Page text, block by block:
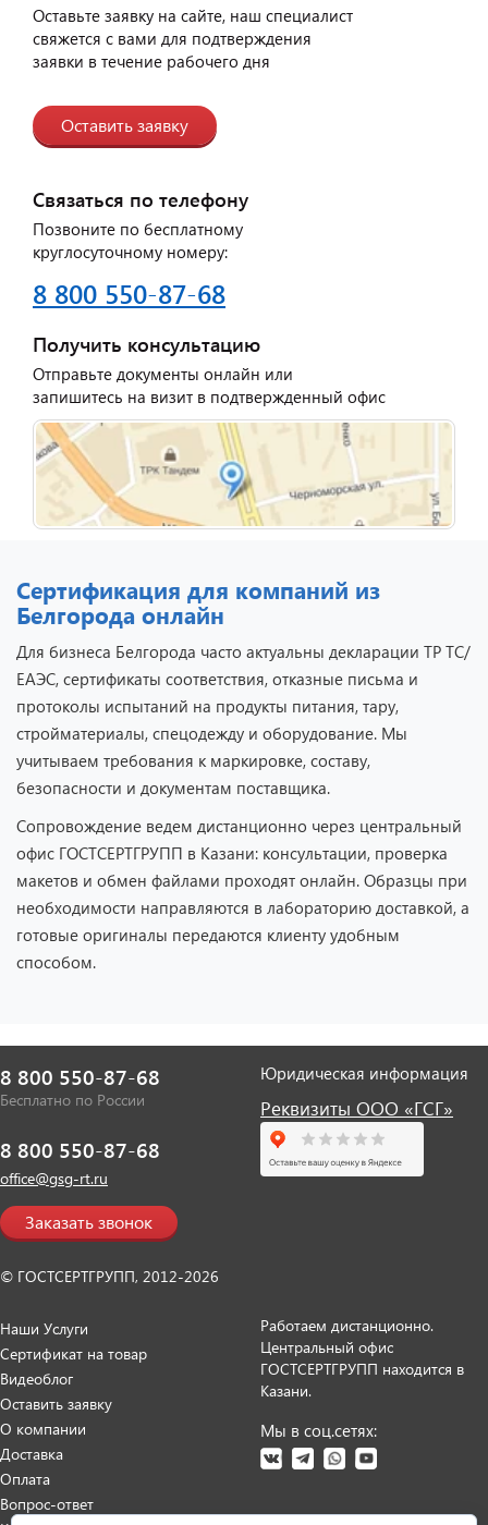
Оставьте заявку на сайте, наш специалист
свяжется с вами для подтверждения
заявки в течение рабочего дня
Оставить заявку
Связаться по телефону
Позвоните по бесплатному
круглосуточному номеру:
8 800 550-87-68
Получить консультацию
Отправьте документы онлайн или
запишитесь на визит в подтвержденный офис
Сертификация для компаний из
Белгорода онлайн
Для бизнеса Белгорода часто актуальны декларации ТР ТС/
ЕАЭС, сертификаты соответствия, отказные письма и
протоколы испытаний на продукты питания, тару,
стройматериалы, спецодежду и оборудование. Мы
учитываем требования к маркировке, составу,
безопасности и документам поставщика.
Сопровождение ведем дистанционно через центральный
офис ГОСТСЕРТГРУПП в Казани: консультации, проверка
макетов и обмен файлами проходят онлайн. Образцы при
необходимости направляются в лабораторию доставкой, а
готовые оригиналы передаются клиенту удобным
способом.
8 800 550-87-68
Бесплатно по России
8 800 550-87-68
office@gsg-rt.ru
Заказать звонок
© ГОСТСЕРТГРУПП, 2012-2026
Юридическая информация
Реквизиты ООО «ГСГ»
Наши Услуги
Сертификат на товар
Видеоблог
Оставить заявку
О компании
Доставка
Оплата
Вопрос-ответ
Работаем дистанционно.
Центральный офис
ГОСТСЕРТГРУПП находится в
Казани.
Мы в соц.сетях: